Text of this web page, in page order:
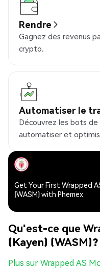
Rendre
Gagnez des revenus
crypto.
Automatiser le
Découvrez les bots
automatiser et
Get Your First Wrapped
(WASM) with Phemex
Qu'est-ce que
(Kayen) (WASM)?
Plus sur Wrapped AS